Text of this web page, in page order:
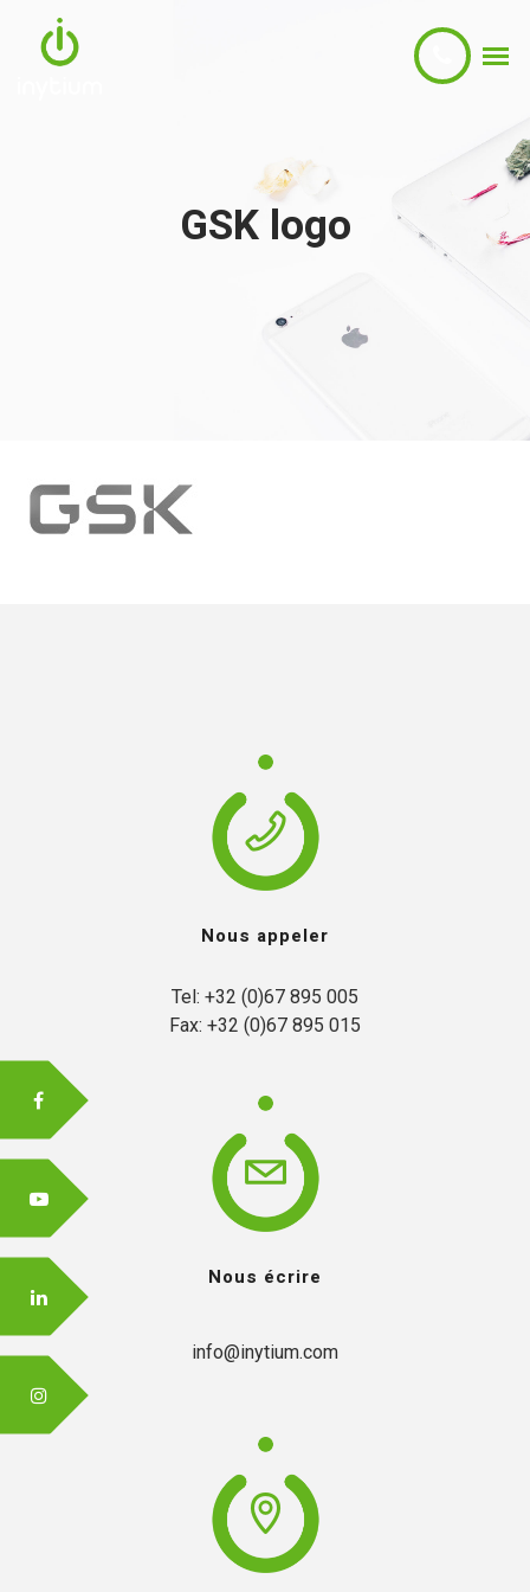
GSK logo
Nous appeler
Tel: +32 (0)67 895 005
Fax: +32 (0)67 895 015
Nous écrire
info@inytium.com